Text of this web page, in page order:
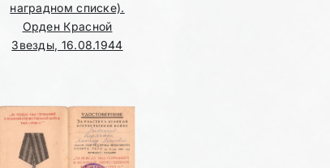
наградном списке).
Орден Красной
Звезды, 16.08.1944